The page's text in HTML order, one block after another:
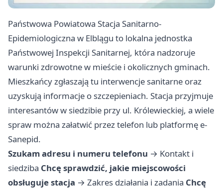
Państwowa Powiatowa Stacja Sanitarno-
Epidemiologiczna w Elblągu to lokalna jednostka
Państwowej Inspekcji Sanitarnej, która nadzoruje
warunki zdrowotne w mieście i okolicznych gminach.
Mieszkańcy zgłaszają tu interwencje sanitarne oraz
uzyskują informacje o szczepieniach. Stacja przyjmuje
interesantów w siedzibie przy ul. Królewieckiej, a wiele
spraw można załatwić przez telefon lub platformę e-
Sanepid.
Szukam adresu i numeru telefonu → Kontakt i
siedziba Chcę sprawdzić, jakie miejscowości
obsługuje stacja → Zakres działania i zadania Chcę